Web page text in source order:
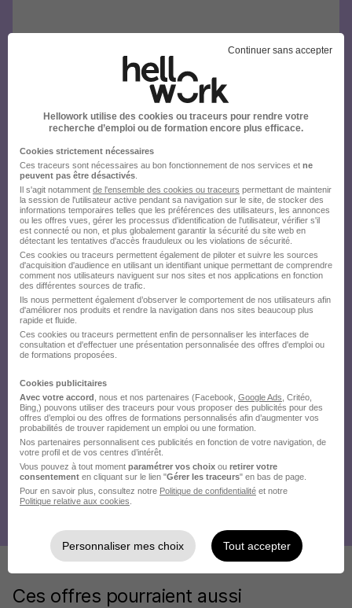
Ces offres pourraient aussi
Continuer sans accepter
Hellowork utilise des cookies ou traceurs pour rendre votre
recherche d’emploi ou de formation encore plus efficace.
Cookies strictement nécessaires
Ces traceurs sont nécessaires au bon fonctionnement de nos services et ne
peuvent pas être désactivés
Il s'agit notamment de l'ensemble des cookies ou traceurs permettant de maintenir
la session de l'utilisateur active pendant sa navigation sur le site, de stocker des
informations temporaires telles que les préférences des utilisateurs, les annonces
ou les offres vues, gérer les processus d'identification de l'utilisateur, vérifier s'il
est connecté ou non, et plus globalement garantir la sécurité du site web en
détectant les tentatives d'accès frauduleux ou les violations de sécurité.
Ces cookies ou traceurs permettent également de piloter et suivre les sources
d'acquisition d'audience en utilisant un identifiant unique permettant de comprendre
comment nos utilisateurs naviguent sur nos sites et nos applications en fonction
des différentes sources de trafic.
Ils nous permettent également d’observer le comportement de nos utilisateurs afin
d'améliorer nos produits et rendre la navigation dans nos sites beaucoup plus
rapide et fluide.
Ces cookies ou traceurs permettent enfin de personnaliser les interfaces de
consultation et d'effectuer une présentation personnalisée des offres d'emploi ou
de formations proposées.
Cookies publicitaires
Avec votre accord , nous et nos partenaires (Facebook, Google Ads , Critéo,
Bing,) pouvons utiliser des traceurs pour vous proposer des publicités pour des
offres d’emploi ou des offres de formations personnalisés afin d’augmenter vos
probabilités de trouver rapidement un emploi ou une formation.
Nos partenaires personnalisent ces publicités en fonction de votre navigation, de
votre profil et de vos centres d’intérêt.
Vous pouvez à tout moment paramétrer vos choix ou retirer votre
consentement en cliquant sur le lien "Gérer les traceurs" en bas de page.
Pour en savoir plus, consultez notre Politique de confidentialité et notre
Politique relative aux cookies
Personnaliser mes choix Tout accepter